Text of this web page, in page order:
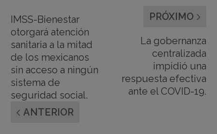
IMSS-Bienestar
otorgará atención
sanitaria a la mitad
de los mexicanos
sin acceso a ningún
sistema de
seguridad social.
ANTERIOR
PRÓXIMO
La gobernanza
centralizada
impidió una
respuesta efectiva
ante el COVID-19.